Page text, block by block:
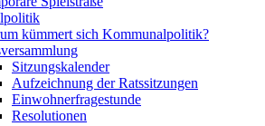
kümmert sich Kommunalpolitik?
Sitzungskalender
Aufzeichnung der Ratssitzungen
Einwohnerfragestunde
Resolutionen